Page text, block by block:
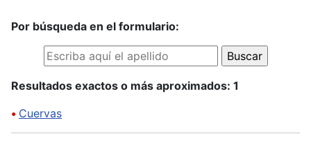
Por búsqueda en el formulario:
Resultados exactos o más aproximados: 1
• Cuervas